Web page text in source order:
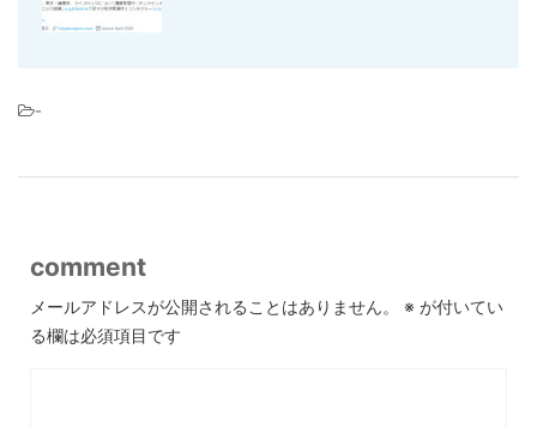
-
comment
メールアドレスが公開されることはありません。 ※ が付いてい
る欄は必須項目です